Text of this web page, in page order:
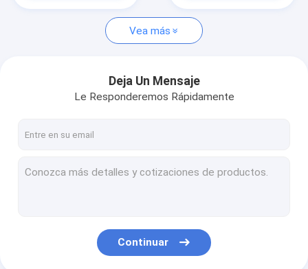
Vea más
Deja Un Mensaje
Le Responderemos Rápidamente
Continuar